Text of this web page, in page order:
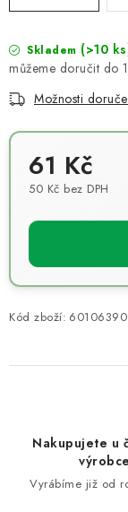
Skladem (>10
Možnosti
61 Kč
50 Kč bez DPH
Kód zboží:
Nakupujete u
výrobce
Vyrábíme již od